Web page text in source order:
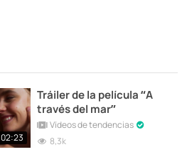
02:23
Tráiler de la película “A
través del mar”
Vídeos de tendencias
8,3k